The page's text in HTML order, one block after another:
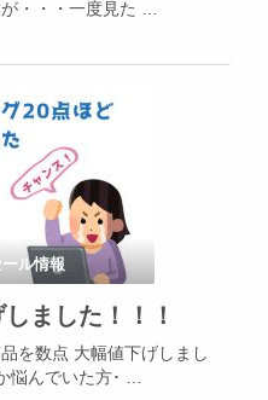
・・・一度見た …
ル情報
ました！！！
を数点 大幅値下げしまし
悩んでいた方･ …